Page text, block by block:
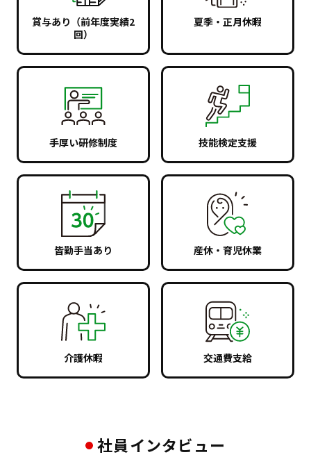
賞与あり（前年度実績2
回）
夏季・正月休暇
手厚い研修制度 技能検定支援
皆勤手当あり 産休・育児休業
介護休暇 交通費支給
社員インタビュー